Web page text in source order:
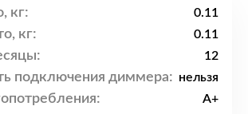
кг: 0.11
кг: 0.11
12
подключения диммера: нельзя
A+